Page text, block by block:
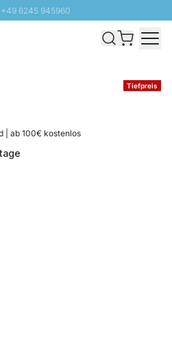
6245 945960
- Gratis Versand ab 100€
Bis zu 20% Rabatt
Tiefpreis
| ab 100€ kostenlos